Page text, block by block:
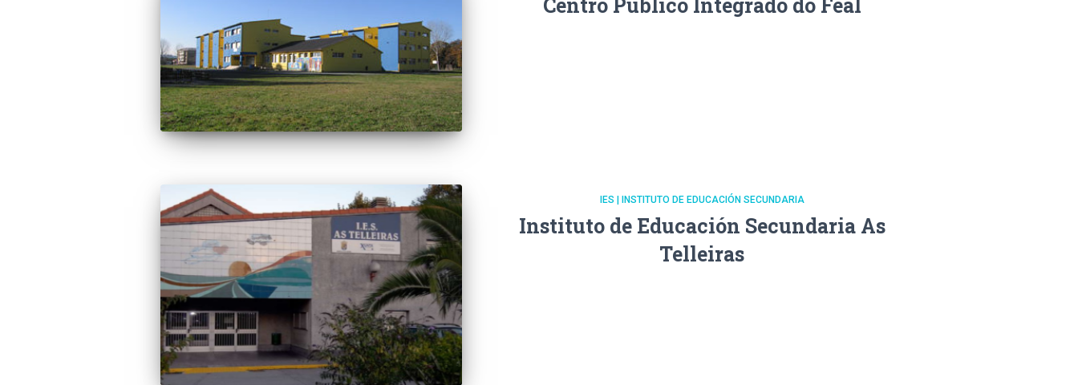
Centro Público Integrado do Feal
IES | INSTITUTO DE EDUCACIÓN SECUNDARIA
Instituto de Educación Secundaria As
Telleiras